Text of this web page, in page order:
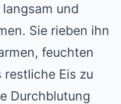
und
Sie rieben ihn
feuchten
restliche Eis zu
Durchblutung